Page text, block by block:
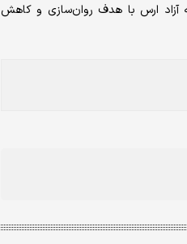
آزاد ارس با هدف روان‌سازی و کاهش